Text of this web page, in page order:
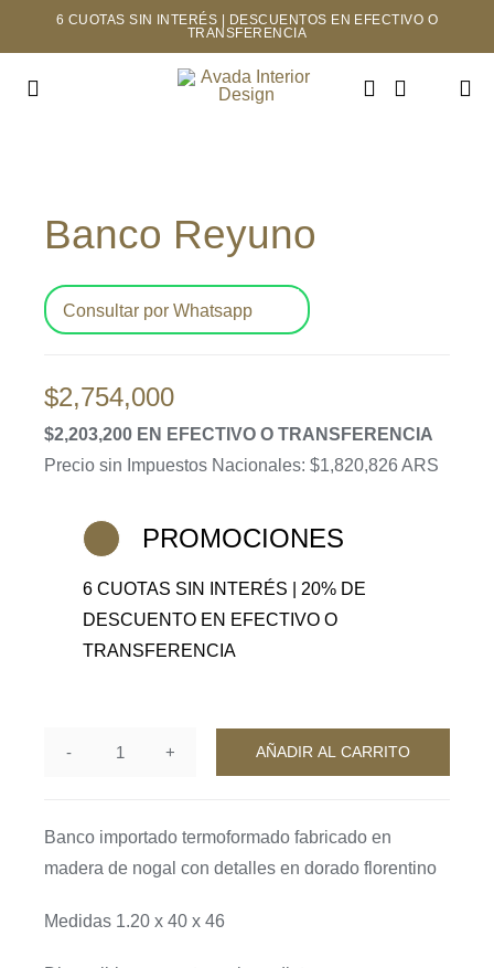
6 CUOTAS SIN INTERÉS | DESCUENTOS EN EFECTIVO O
TRANSFERENCIA
Toggle
TIENDA
MAYORISTAS
CONTACTO
Banco Reyuno
Consultar por Whatsapp
$2,754,000
$2,203,200 EN EFECTIVO O TRANSFERENCIA
Precio sin Impuestos Nacionales: $1,820,826 ARS
PROMOCIONES
6 CUOTAS SIN INTERÉS | 20% DE
DESCUENTO EN EFECTIVO O
TRANSFERENCIA
Banco
AÑADIR AL CARRITO
Banco importado termoformado fabricado en
madera de nogal con detalles en dorado florentino
Medidas 1.20 x 40 x 46